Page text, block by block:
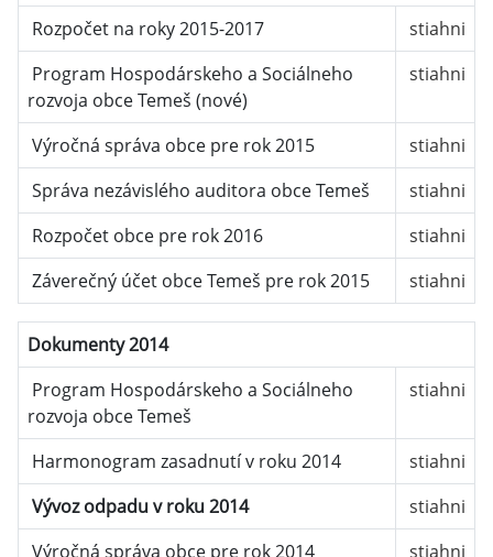
Rozpočet na roky 2015-2017
stiahni
Program Hospodárskeho a Sociálneho
rozvoja obce Temeš (nové)
stiahni
Výročná správa obce pre rok 2015
stiahni
Správa nezávislého auditora obce Temeš
stiahni
Rozpočet obce pre rok 2016
stiahni
Záverečný účet obce Temeš pre rok 2015
stiahni
Dokumenty 2014
Program Hospodárskeho a Sociálneho
rozvoja obce Temeš
stiahni
Harmonogram zasadnutí v roku 2014
stiahni
Vývoz odpadu v roku 2014
stiahni
Výročná správa obce pre rok 2014
stiahni